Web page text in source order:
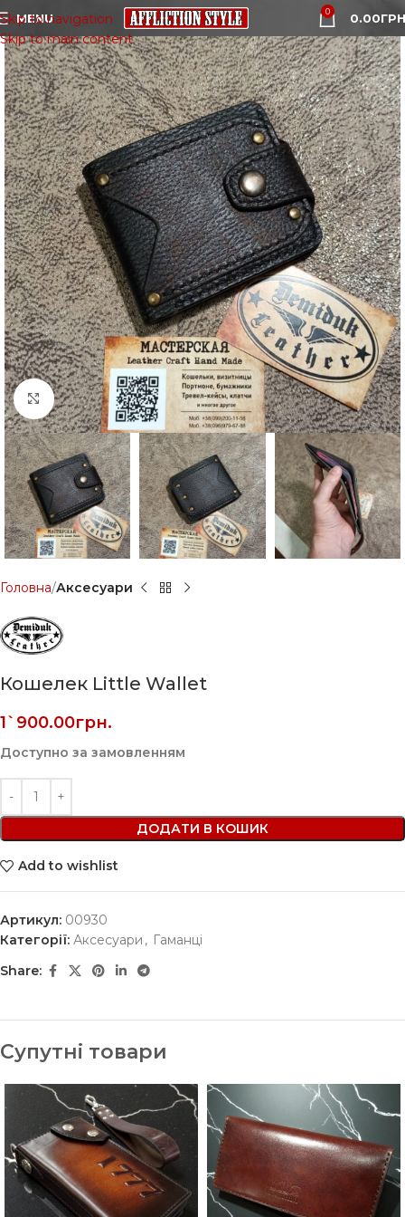
Skip to navigation
Skip to main content
MENU 0 0.00
Click to enlarge
Головна Аксесуари
Кошелек Little Wallet
1`900.00грн.
Доступно за замовленням
ДОДАТИ В КОШИК
Add to wishlist
Артикул: 00930
Категорії: Аксесуари , Гаманці
Share:
Супутні товари